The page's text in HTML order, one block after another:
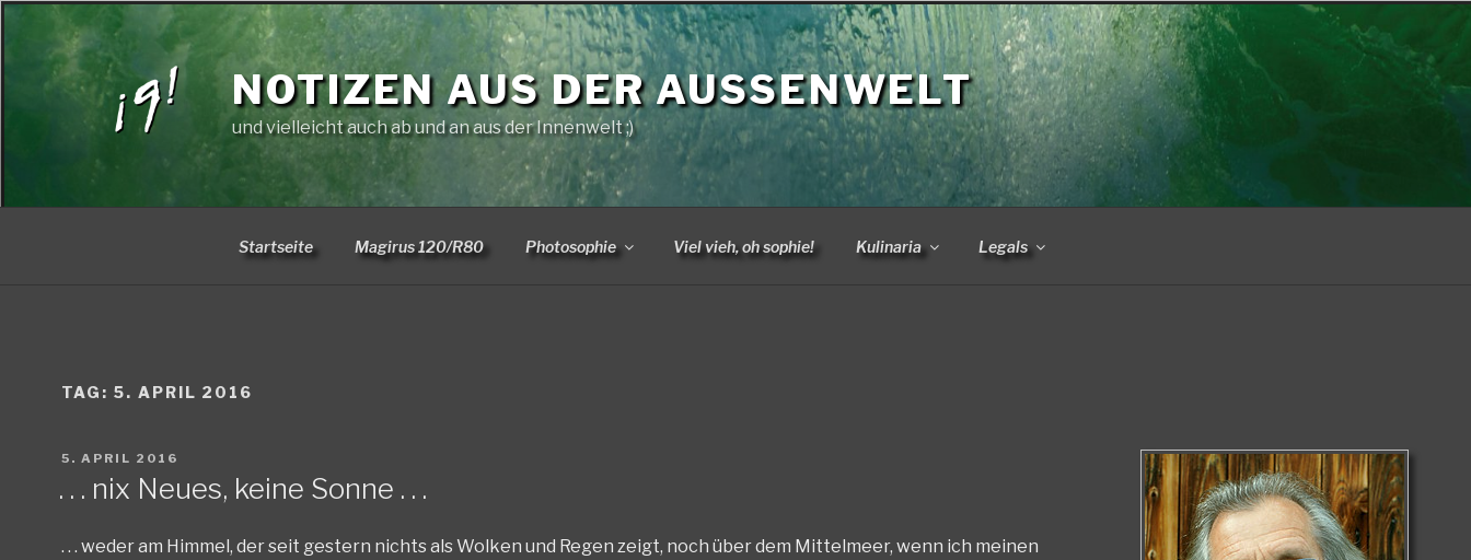
Zum
springen
NOTIZEN AUS DER AUSSENWELT
und vielleicht auch ab und an aus der Innenwelt ;)
Startseite Magirus 120/R80 Photosophie Viel vieh, oh sophie! Kulinaria Legals
TAG: 5. APRIL 2016
VERÖFFENTLICHT
5. APRIL 2016
. . . nix Neues, keine Sonne . . .
. . . weder am Himmel, der seit gestern nichts als Wolken und Regen zeigt, noch über dem Mittelmeer, wenn ich meinen